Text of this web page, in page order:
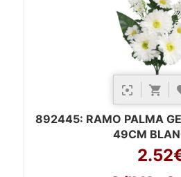
892445: RAMO PALMA
49CM